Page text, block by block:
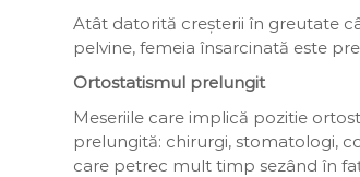
Atât datorită creșterii în greutate
pelvine, femeia însarcinată este
Ortostatismul prelungit
Meseriile care implică pozitie
prelungită: chirurgi, stomatologi,
care petrec mult timp sezând în